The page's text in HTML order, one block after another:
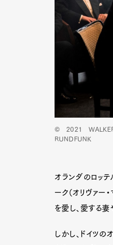
© 2021
RUNDFUNK
オランダのロッテ
ーク（オリヴァー
を愛し、愛する
しかし、ドイツ